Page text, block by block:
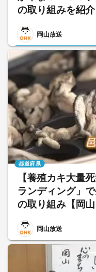
の取り組みを紹介
岡山放送
【養殖カキ大量
ランディング」
の取り組み【岡山
岡山放送
都道府県